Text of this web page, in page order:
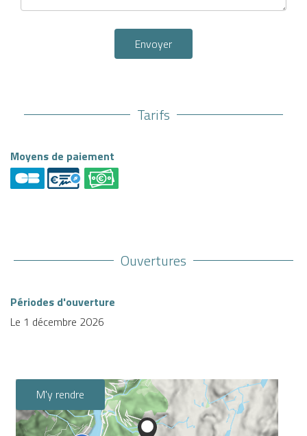
Envoyer
Tarifs
Moyens de paiement
Ouvertures
Périodes d'ouverture
Le 1 décembre 2026
M'y rendre